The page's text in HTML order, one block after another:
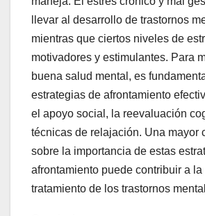
llevar al desarrollo de trastornos
mientras que ciertos niveles de
motivadores y estimulantes. Para
buena salud mental, es
estrategias de afrontamiento
el apoyo social, la reevaluación
técnicas de relajación. Una mayor
sobre la importancia de estas
afrontamiento puede contribuir a la
tratamiento de los trastornos